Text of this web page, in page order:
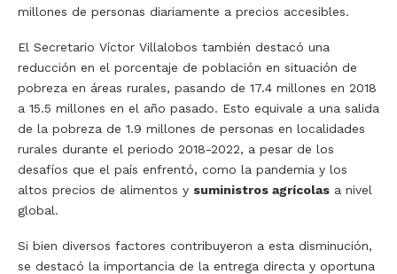
millones de personas diariamente a precios accesibles.
El Secretario Víctor Villalobos también destacó una
reducción en el porcentaje de población en situación de
pobreza en áreas rurales, pasando de 17.4 millones en 2018
a 15.5 millones en el año pasado. Esto equivale a una salida
de la pobreza de 1.9 millones de personas en localidades
rurales durante el periodo 2018-2022, a pesar de los
desafíos que el país enfrentó, como la pandemia y los
altos precios de alimentos y suministros agrícolas a nivel
global.
Si bien diversos factores contribuyeron a esta disminución,
se destacó la importancia de la entrega directa y oportuna